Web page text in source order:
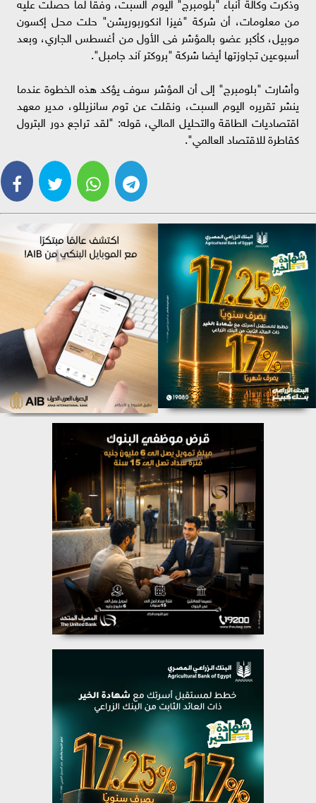
من معلومات، أن شركة "فيزا انكوربوريشن" حلت محل إكسون
موبيل، كأكبر عضو بالمؤشر فى الأول من أغسطس الجاري، وبعد
أسبوعين تجاوزتها أيضا شركة "بروكتر آند جامبل".
وأشارت "بلومبرج" إلى أن المؤشر سوف يؤكد هذه الخطوة عندما
ينشر تقريره اليوم السبت، ونقلت عن توم سانزيللو، مدير معهد
اقتصاديات الطاقة والتحليل المالي، قوله: "لقد تراجع دور البترول
كقاطرة للاقتصاد العالمي".